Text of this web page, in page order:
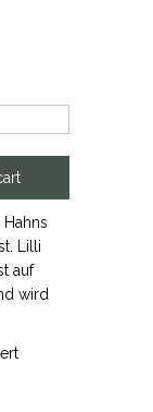
Lilli
auf
wird